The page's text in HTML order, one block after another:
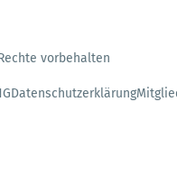
vorbehalten
Datenschutzerklärung